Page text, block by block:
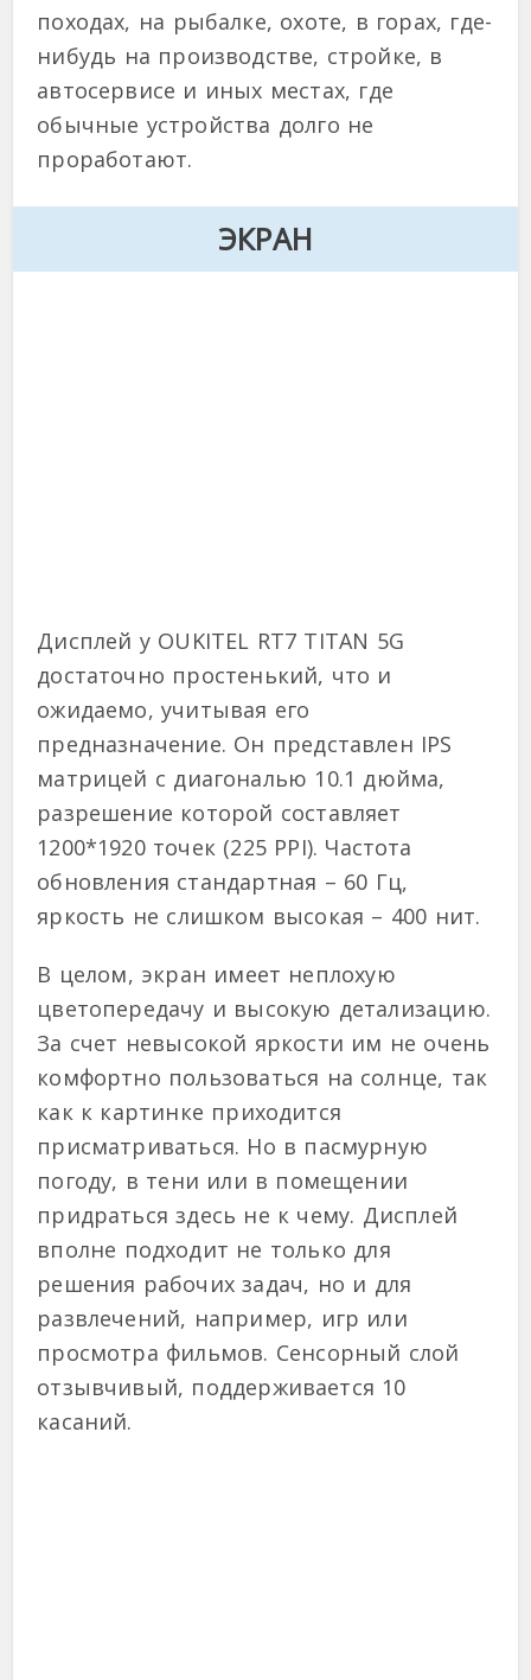
походах, на рыбалке, охоте, в горах, где-
нибудь на производстве, стройке, в
автосервисе и иных местах, где
обычные устройства долго не
проработают.
ЭКРАН
Дисплей у OUKITEL RT7 TITAN 5G
достаточно простенький, что и
ожидаемо, учитывая его
предназначение. Он представлен IPS
матрицей с диагональю 10.1 дюйма,
разрешение которой составляет
1200*1920 точек (225 PPI). Частота
обновления стандартная – 60 Гц,
яркость не слишком высокая – 400 нит.
В целом, экран имеет неплохую
цветопередачу и высокую детализацию.
За счет невысокой яркости им не очень
комфортно пользоваться на солнце, так
как к картинке приходится
присматриваться. Но в пасмурную
погоду, в тени или в помещении
придраться здесь не к чему. Дисплей
вполне подходит не только для
решения рабочих задач, но и для
развлечений, например, игр или
просмотра фильмов. Сенсорный слой
отзывчивый, поддерживается 10
касаний.